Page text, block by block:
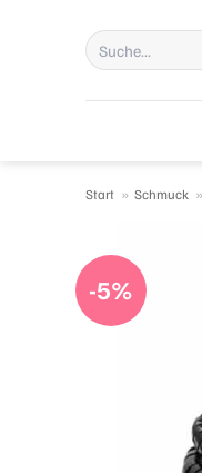
Suchen
nach:
Start » Schmuck »
-5%